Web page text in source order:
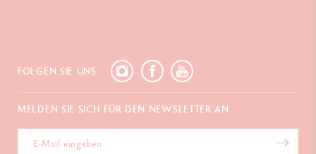
FOLGEN SIE UNS
MELDEN SIE SICH FÜR DEN NEWSLETTER AN